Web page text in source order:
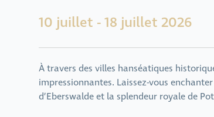
10 juillet - 18 juillet 2026
À travers des villes hanséatiques
impressionnantes. Laissez-vous
d’Eberswalde et la splendeur royale de